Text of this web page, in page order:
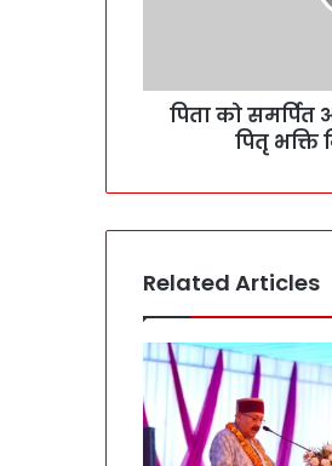
पिता को समर्पित
पितृ भक्ति
Related Articles